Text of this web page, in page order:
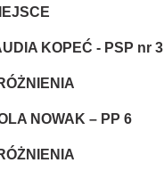
KOPEĆ - PSP nr 3
NOWAK – PP 6